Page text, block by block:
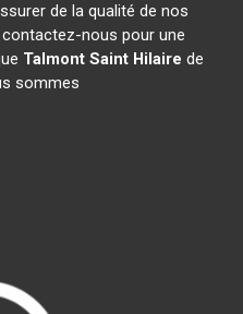
de la qualité de nos
nous pour une
Talmont Saint Hilaire de
sommes